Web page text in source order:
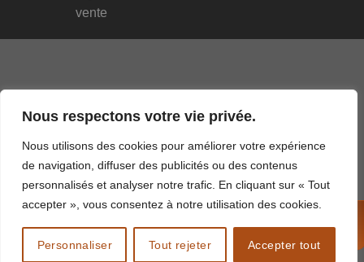
Nous respectons votre vie privée.
Nous utilisons des cookies pour améliorer votre expérience
de navigation, diffuser des publicités ou des contenus
personnalisés et analyser notre trafic. En cliquant sur « Tout
accepter », vous consentez à notre utilisation des cookies.
Personnaliser Tout rejeter Accepter tout
vente